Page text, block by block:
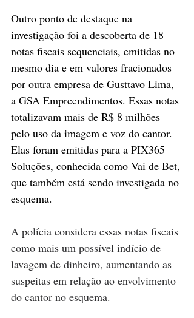
Outro ponto de destaque na
investigação foi a descoberta de 18
notas fiscais sequenciais, emitidas no
mesmo dia e em valores fracionados
por outra empresa de Gusttavo Lima,
a GSA Empreendimentos. Essas notas
totalizavam mais de R$ 8 milhões
pelo uso da imagem e voz do cantor.
Elas foram emitidas para a PIX365
Soluções, conhecida como Vai de Bet,
que também está sendo investigada no
esquema.
A polícia considera essas notas fiscais
como mais um possível indício de
lavagem de dinheiro, aumentando as
suspeitas em relação ao envolvimento
do cantor no esquema.